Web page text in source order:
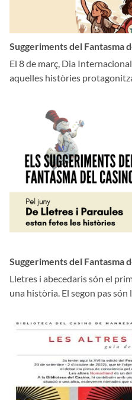
Suggeriments del Fantasma
El 8 de març, Dia
aquelles històries
Suggeriments del Fantasma
Lletres i abecedaris són el
una història. El segon pas són